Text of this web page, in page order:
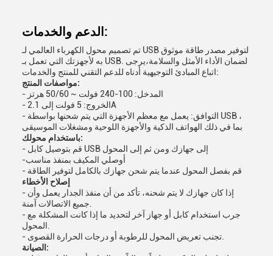
الدعم والخدمات:
تم تصميم محول الكهرباء العالمي لـ USB لتوفير مصدر طاقة موثوق
به لأجهزتك التي تعمل بـ USB. لضمان الأداء الأمثل والسلامة،يرجى
اتباع المبادئ التوجيهية أدناه للدعم التقني للمنتج والخدمات:
مواصفات المنتج:
- المدخل: 100-240 فولت ~ 50/60 هرتز
- الخروج: 5 فولت إلى 2.1A
- التوافق: يعمل مع معظم الأجهزة التي يتم شحنها بواسطة USB ،
بما في ذلك الهواتف الذكية والأجهزة اللوحية ومشغلات الموسيقى
باستخدام محولك:
- قم بتوصيل كابل USB إلى جهازك ومن ثم إلى المحول
-أوصلي المكيف بمنفذ مناسب
- قم بفصل المحول عندما يتم شحن جهازك بالكامل لتوفير الطاقة
إصلاح الأخطاء
- إذا كان جهازك لا يتم شحنه، تأكد من أن منفذ الجدار يعمل وأن
- جرب استخدام كابل أو جهاز آخر لتحديد ما إذا كانت المشكلة مع
الصيانة: